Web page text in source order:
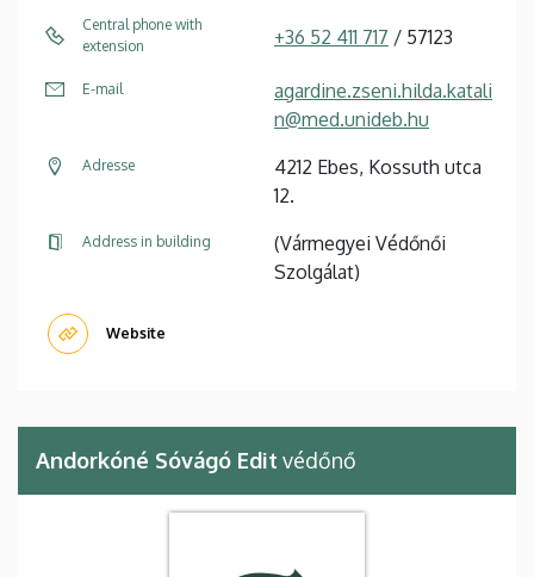
Central phone with
extension
+36 52 411 717 / 57123
E-mail
agardine.zseni.hilda.katali
n@med.unideb.hu
Adresse
4212 Ebes, Kossuth utca
12.
Address in building
(Vármegyei Védőnői
Szolgálat)
Website
Andorkóné Sóvágó Edit védőnő